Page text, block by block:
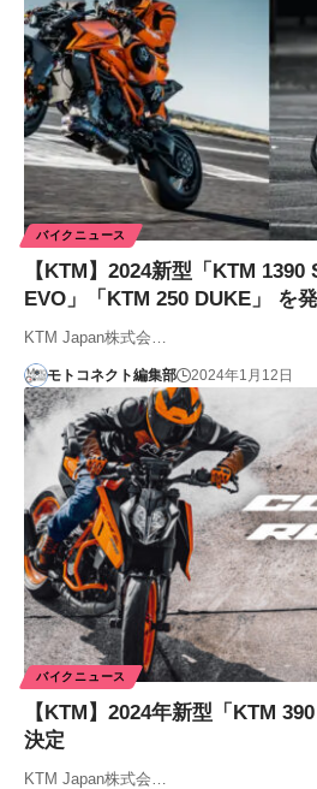
バイクニュース
【KTM】2024新型「KTM 1390
EVO」「KTM 250 DUKE」 を
KTM Japan株式会…
モトコネクト編集部 2024年1月12日
バイクニュース
【KTM】2024年新型「KTM
決定
KTM Japan株式会…